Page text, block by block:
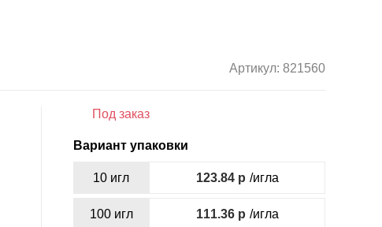
Артикул: 821560
Под заказ
Вариант упаковки
10 игл 123.84 /игла
100 игл 111.36 /игла